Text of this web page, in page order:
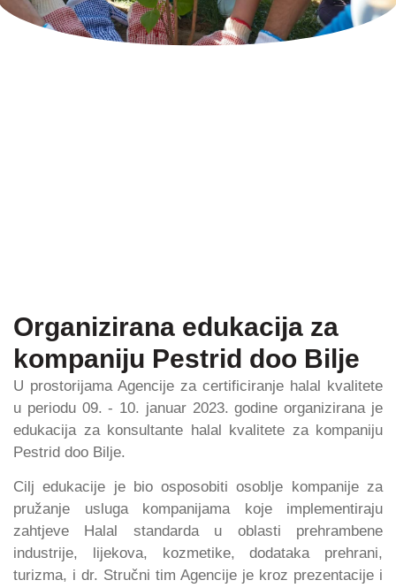
Organizirana edukacija za
kompaniju Pestrid doo Bilje
U prostorijama Agencije za certificiranje halal kvalitete
u periodu 09. - 10. januar 2023. godine organizirana je
edukacija za konsultante halal kvalitete za kompaniju
Pestrid doo Bilje.
Cilj edukacije je bio osposobiti osoblje kompanije za
pružanje usluga kompanijama koje implementiraju
zahtjeve Halal standarda u oblasti prehrambene
industrije, lijekova, kozmetike, dodataka prehrani,
turizma, i dr. Stručni tim Agencije je kroz prezentacije i